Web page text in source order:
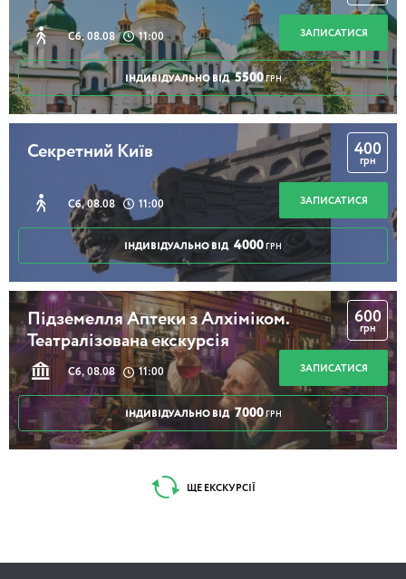
Сб, 08.08 11:00 ЗАПИСАТИСЯ
ІНДИВІДУАЛЬНО ВІД 5500 ГРН
Секретний Київ
Сб, 08.08 11:00
400
грн
ЗАПИСАТИСЯ
ІНДИВІДУАЛЬНО ВІД 4000 ГРН
Підземелля Аптеки з Алхіміком.
Театралізована екскурсія
Сб, 08.08 11:00
600
грн
ЗАПИСАТИСЯ
ІНДИВІДУАЛЬНО ВІД 7000 ГРН
ЩЕ ЕКСКУРСІЇ